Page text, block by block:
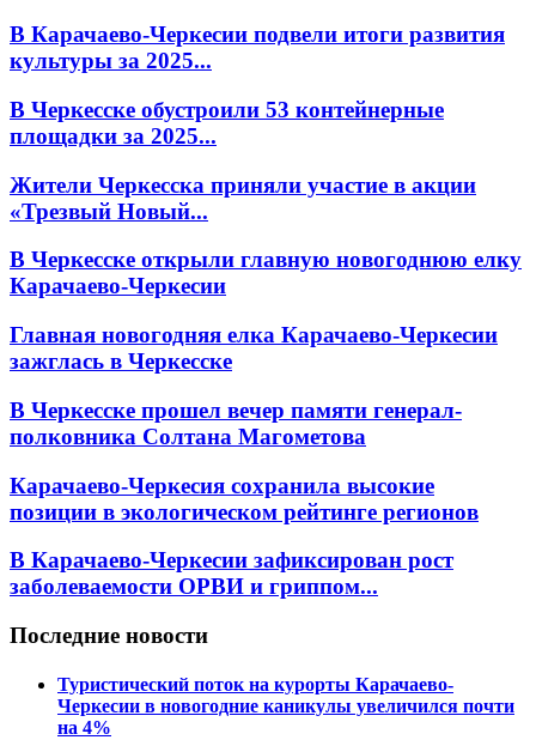
В Карачаево-Черкесии подвели итоги развития
культуры за 2025...
В Черкесске обустроили 53 контейнерные
площадки за 2025...
Жители Черкесска приняли участие в акции
«Трезвый Новый...
В Черкесске открыли главную новогоднюю елку
Карачаево-Черкесии
Главная новогодняя елка Карачаево-Черкесии
зажглась в Черкесске
В Черкесске прошел вечер памяти генерал-
полковника Солтана Магометова
Карачаево-Черкесия сохранила высокие
позиции в экологическом рейтинге регионов
В Карачаево-Черкесии зафиксирован рост
заболеваемости ОРВИ и гриппом...
Последние новости
Туристический поток на курорты Карачаево-
Черкесии в новогодние каникулы увеличился почти
на 4%